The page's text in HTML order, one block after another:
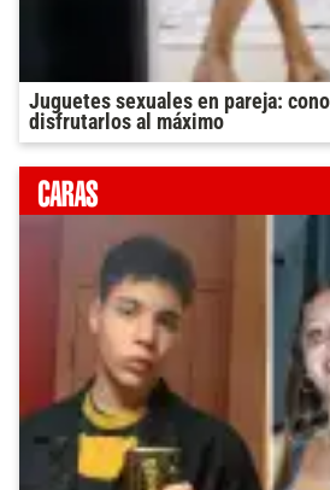
Juguetes sexuales en pareja:
disfrutarlos al máximo